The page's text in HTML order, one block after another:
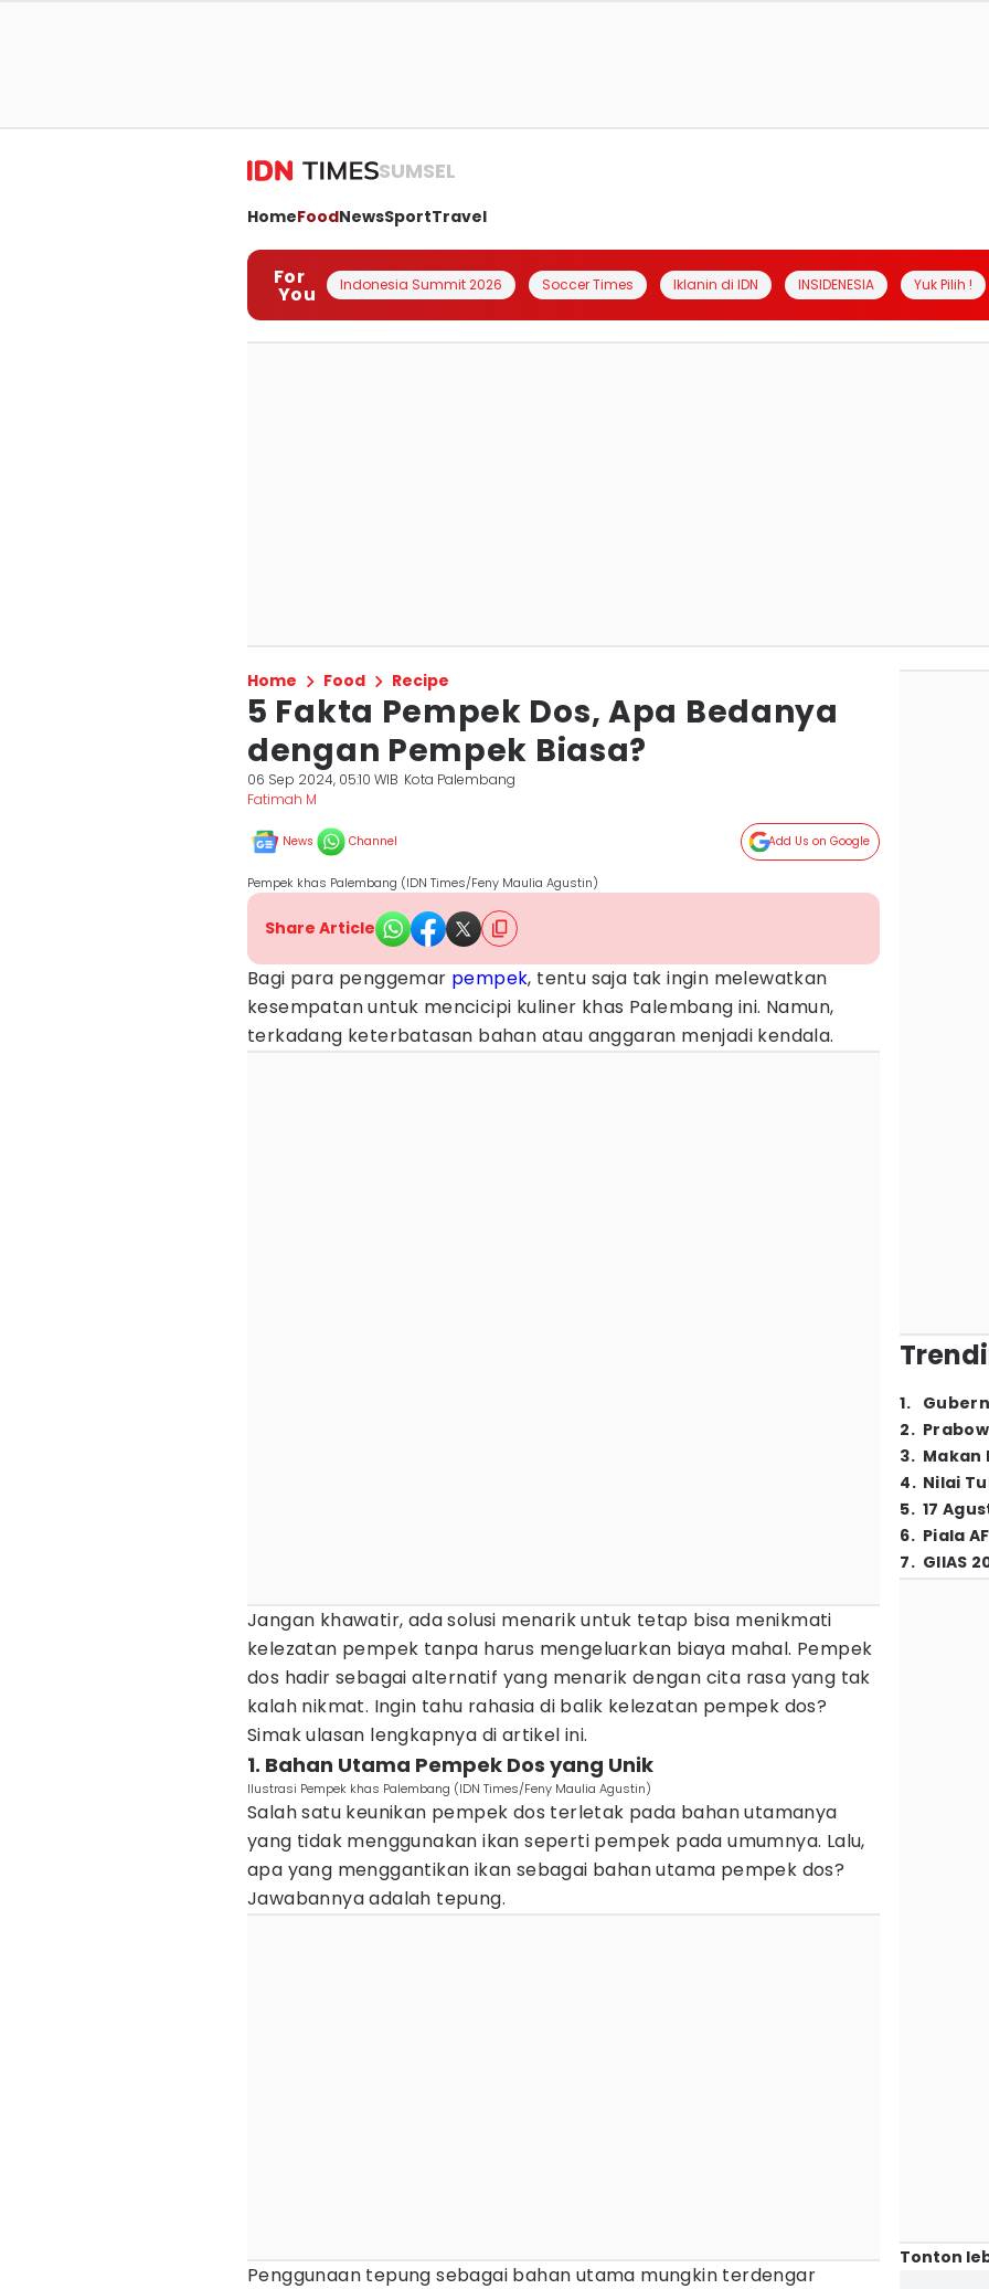
SUMSEL
HomeFoodNewsSportTravel
For
You Indonesia Summit 2026 Soccer Times Iklanin di IDN INSIDENESIA Yuk Pilih !
Home Food Recipe
5 Fakta Pempek Dos, Apa Bedanya
dengan Pempek Biasa?
06 Sep 2024, 05:10 WIB Kota Palembang
Fatimah M
News Channel Add Us on Google
Pempek khas Palembang (IDN Times/Feny Maulia Agustin)
Share Article
Bagi para penggemar pempek, tentu saja tak ingin melewatkan
kesempatan untuk mencicipi kuliner khas Palembang ini. Namun,
terkadang keterbatasan bahan atau anggaran menjadi kendala.
Jangan khawatir, ada solusi menarik untuk tetap bisa menikmati
kelezatan pempek tanpa harus mengeluarkan biaya mahal. Pempek
dos hadir sebagai alternatif yang menarik dengan cita rasa yang tak
kalah nikmat. Ingin tahu rahasia di balik kelezatan pempek dos?
Simak ulasan lengkapnya di artikel ini.
1. Bahan Utama Pempek Dos yang Unik
Ilustrasi Pempek khas Palembang (IDN Times/Feny Maulia Agustin)
Salah satu keunikan pempek dos terletak pada bahan utamanya
yang tidak menggunakan ikan seperti pempek pada umumnya. Lalu,
apa yang menggantikan ikan sebagai bahan utama pempek dos?
Jawabannya adalah tepung.
Penggunaan tepung sebagai bahan utama mungkin terdengar
1.
2.
3. Makan
4. Nilai
5. 17
6. Piala
7. GIIAS
Tonton